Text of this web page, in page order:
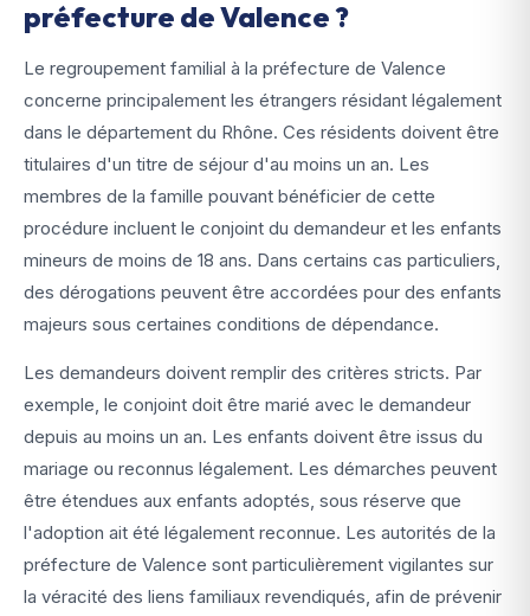
préfecture de Valence ?
Le regroupement familial à la préfecture de Valence
concerne principalement les étrangers résidant légalement
dans le département du Rhône. Ces résidents doivent être
titulaires d'un titre de séjour d'au moins un an. Les
membres de la famille pouvant bénéficier de cette
procédure incluent le conjoint du demandeur et les enfants
mineurs de moins de 18 ans. Dans certains cas particuliers,
des dérogations peuvent être accordées pour des enfants
majeurs sous certaines conditions de dépendance.
Les demandeurs doivent remplir des critères stricts. Par
exemple, le conjoint doit être marié avec le demandeur
depuis au moins un an. Les enfants doivent être issus du
mariage ou reconnus légalement. Les démarches peuvent
être étendues aux enfants adoptés, sous réserve que
l'adoption ait été légalement reconnue. Les autorités de la
préfecture de Valence sont particulièrement vigilantes sur
la véracité des liens familiaux revendiqués, afin de prévenir